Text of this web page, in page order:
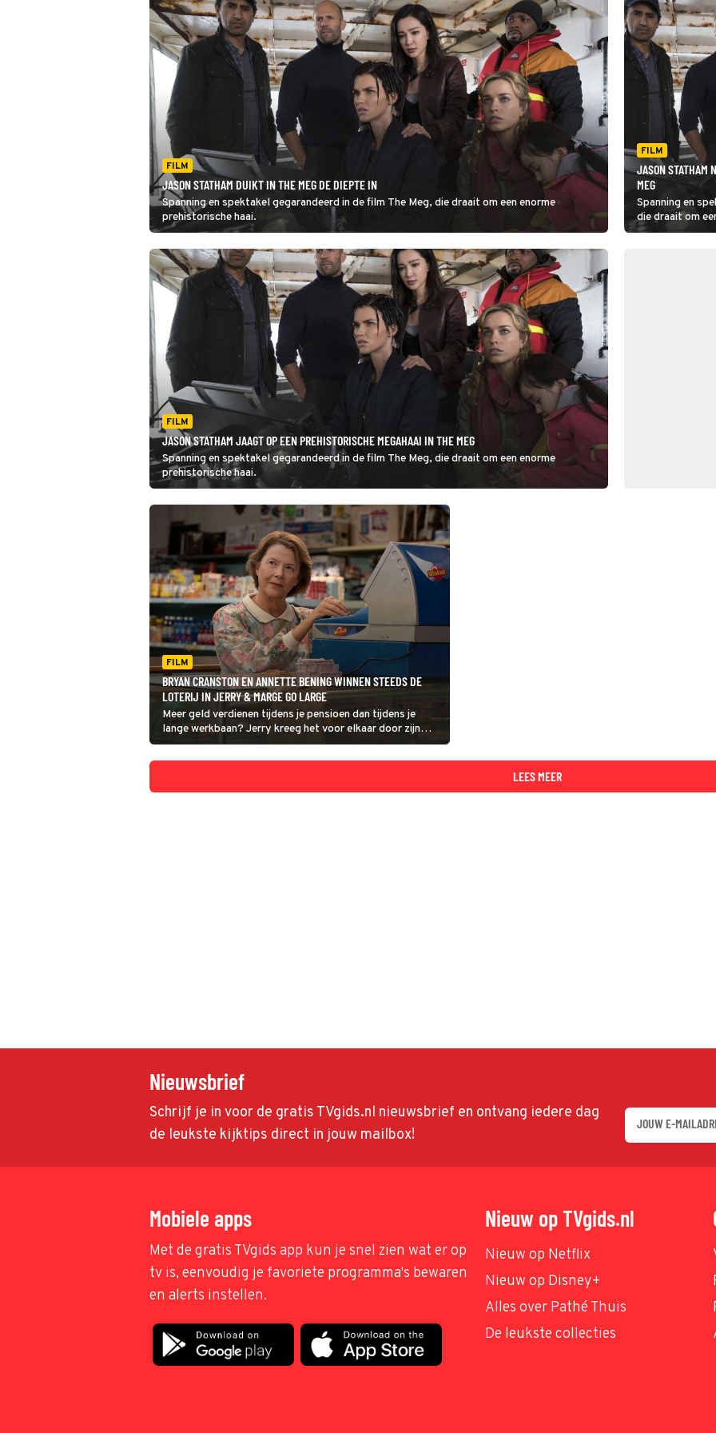
FILM
JASON STATHAM DUIKT IN THE MEG DE DIEPTE IN
Spanning en spektakel gegarandeerd in de film The Meg, die draait om een enorme
prehistorische haai.
FILM
JASON STATHAM
MEG
Spanning en
die draait om
FILM
JASON STATHAM JAAGT OP EEN PREHISTORISCHE MEGAHAAI IN THE MEG
Spanning en spektakel gegarandeerd in de film The Meg, die draait om een enorme
prehistorische haai.
FILM
BRYAN CRANSTON EN ANNETTE BENING WINNEN STEEDS DE
LOTERIJ IN JERRY & MARGE GO LARGE
Meer geld verdienen tijdens je pensioen dan tijdens je
lange werkbaan? Jerry kreeg het voor elkaar door zijn
wiskundetalent goed te gebruiken.
LEES MEER
Nieuwsbrief
Schrijf je in voor de gratis TVgids.nl nieuwsbrief en ontvang iedere dag
de leukste kijktips direct in jouw mailbox!
Mobiele apps
Met de gratis TVgids app kun je snel zien wat er op
tv is, eenvoudig je favoriete programma's bewaren
en alerts instellen.
Nieuw op TVgids.nl
Nieuw op Netflix
Nieuw op Disney+
Alles over Pathé Thuis
De leukste collecties